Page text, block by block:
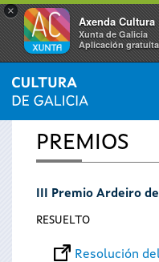
×
Axenda Cultura
Xunta de Galicia
Aplicación
Se
encuentra
usted
INICIO
PREMIOS
III Premio Ardeiro
RESUELTO
Resolución